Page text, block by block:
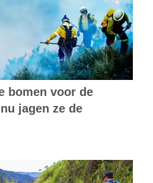
bomen voor de
jagen ze de